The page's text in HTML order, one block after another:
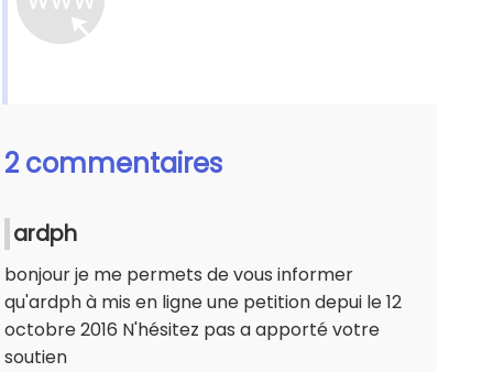
2 commentaires
ardph
bonjour je me permets de vous informer
qu'ardph à mis en ligne une petition depui le 12
octobre 2016 N'hésitez pas a apporté votre
soutien